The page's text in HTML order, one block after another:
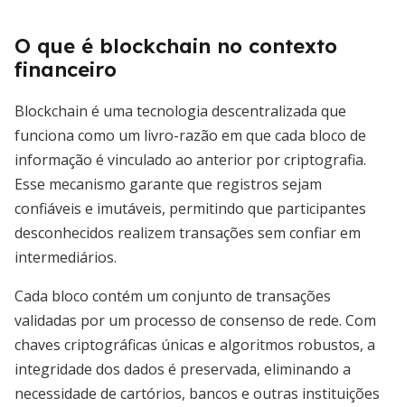
O que é blockchain no contexto
financeiro
Blockchain é uma tecnologia descentralizada que
funciona como um livro-razão em que cada bloco de
informação é vinculado ao anterior por criptografia.
Esse mecanismo garante que registros sejam
confiáveis e imutáveis, permitindo que participantes
desconhecidos realizem transações sem confiar em
intermediários.
Cada bloco contém um conjunto de transações
validadas por um processo de consenso de rede. Com
chaves criptográficas únicas e algoritmos robustos, a
integridade dos dados é preservada, eliminando a
necessidade de cartórios, bancos e outras instituições